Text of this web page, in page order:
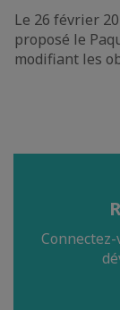
Le 26 février
proposé le
modifiant les